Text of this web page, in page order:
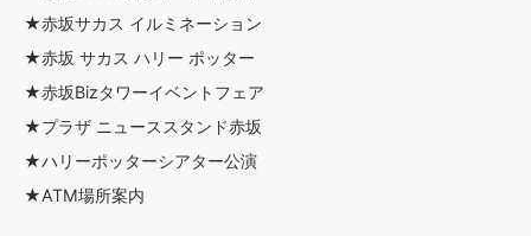
★赤坂サカス イルミネーション
★赤坂 サカス ハリー ポッター
★赤坂Bizタワーイベントフェア
★プラザ ニューススタンド赤坂
★ハリーポッターシアター公演
★ATM場所案内